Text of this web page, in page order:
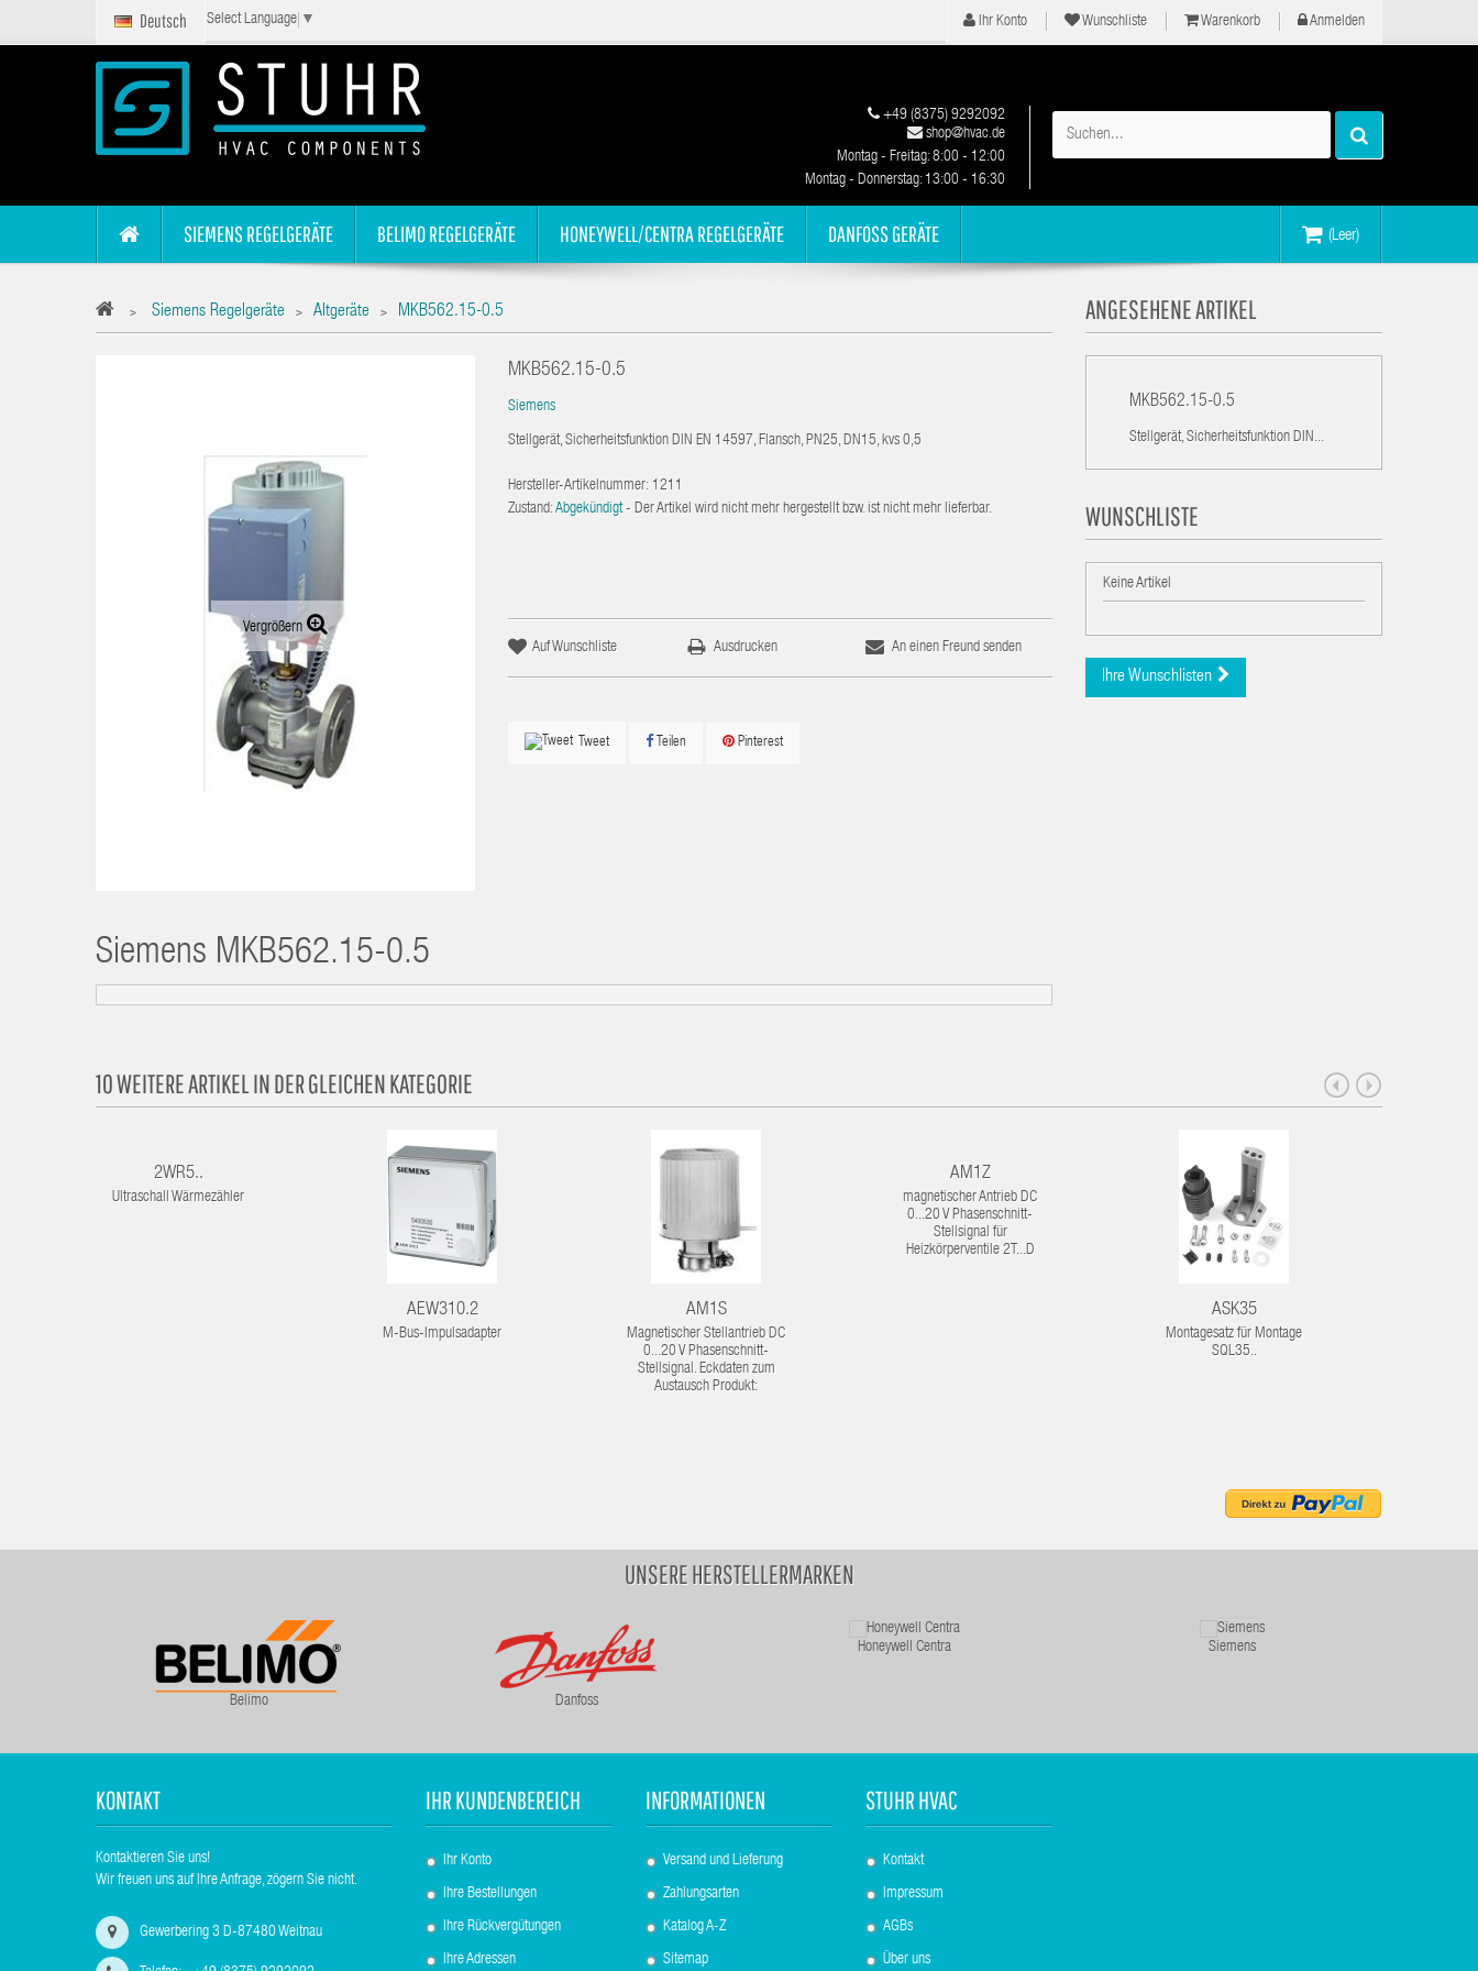
Ihr Konto Wunschliste Warenkorb Anmelden
Deutsch Select Language ▼
(Leer)
+49 (8375) 9292092
shop@hvac.de
Montag - Freitag: 8:00 - 12:00
Montag - Donnerstag: 13:00 - 16:30
SIEMENS REGELGERÄTE BELIMO REGELGERÄTE HONEYWELL/CENTRA REGELGERÄTE DANFOSS GERÄTE
> Siemens Regelgeräte > Altgeräte > MKB562.15-0.5
Vergrößern
MKB562.15-0.5
Siemens
Stellgerät, Sicherheitsfunktion DIN EN 14597, Flansch, PN25, DN15, kvs 0,5
Hersteller-Artikelnummer: 1211
Zustand:Abgekündigt- Der Artikel wird nicht mehr hergestellt bzw. ist nicht mehr lieferbar.
Auf Wunschliste Ausdrucken An einen Freund senden
Tweet Teilen Pinterest
Siemens MKB562.15-0.5
ANGESEHENE ARTIKEL
MKB562.15-0.5
Stellgerät, Sicherheitsfunktion DIN...
WUNSCHLISTE
Keine Artikel
Ihre Wunschlisten
10 WEITERE ARTIKEL IN DER GLEICHEN KATEGORIE
2WR5..
Ultraschall Wärmezähler
AEW310.2
M-Bus-Impulsadapter
AM1S
Magnetischer Stellantrieb DC
0...20 V Phasenschnitt-
Stellsignal. Eckdaten zum
Austausch Produkt:
AM1Z
magnetischer Antrieb DC
0...20 V Phasenschnitt-
Stellsignal für
Heizkörperventile 2T...D
ASK35
Montagesatz für Montage
SQL35..
UNSERE HERSTELLERMARKEN
Belimo Danfoss
Honeywell Centra Siemens
KONTAKT
Kontaktieren Sie uns!
Wir freuen uns auf Ihre Anfrage, zögern Sie nicht.
Gewerbering 3 D-87480 Weitnau
IHR KUNDENBEREICH
Ihr Konto
Ihre Bestellungen
Ihre Rückvergütungen
Ihre Adressen
INFORMATIONEN
Versand und Lieferung
Zahlungsarten
Katalog A-Z
Sitemap
STUHR HVAC
Kontakt
Impressum
AGBs
Über uns